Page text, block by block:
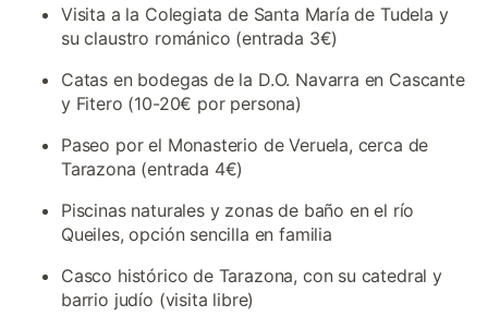
Visita a la Colegiata de Santa María de Tudela y
su claustro románico (entrada 3€)
Catas en bodegas de la D.O. Navarra en Cascante
y Fitero (10-20€ por persona)
Paseo por el Monasterio de Veruela, cerca de
Tarazona (entrada 4€)
Piscinas naturales y zonas de baño en el río
Queiles, opción sencilla en familia
Casco histórico de Tarazona, con su catedral y
barrio judío (visita libre)